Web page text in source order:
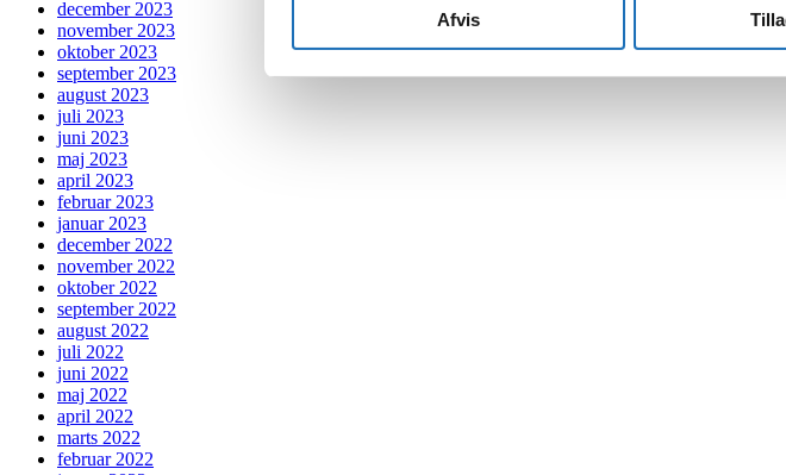
Afvis
december 2023
november 2023
oktober 2023
september 2023
august 2023
juli 2023
juni 2023
maj 2023
april 2023
februar 2023
januar 2023
december 2022
november 2022
oktober 2022
september 2022
august 2022
juli 2022
juni 2022
maj 2022
april 2022
marts 2022
februar 2022